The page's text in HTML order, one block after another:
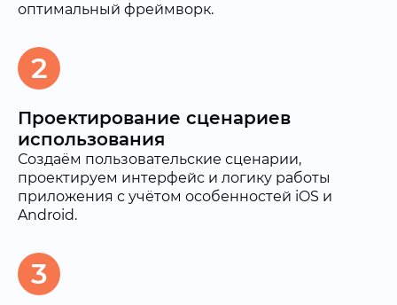
оптимальный фреймворк.
2
Проектирование сценариев
использования
Создаём пользовательские сценарии,
проектируем интерфейс и логику работы
приложения с учётом особенностей iOS и
Android.
3